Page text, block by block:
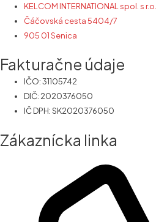
KELCOM INTERNATIONAL spol. s r.o.
Čáčovská cesta 5404/7
905 01 Senica
Fakturačne údaje
IČO: 31105742
DIČ: 2020376050
IČ DPH: SK2020376050
Zákaznícka linka